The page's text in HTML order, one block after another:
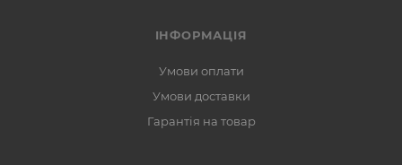
ІНФОРМАЦІЯ
Умови оплати
Умови доставки
Гарантія на товар